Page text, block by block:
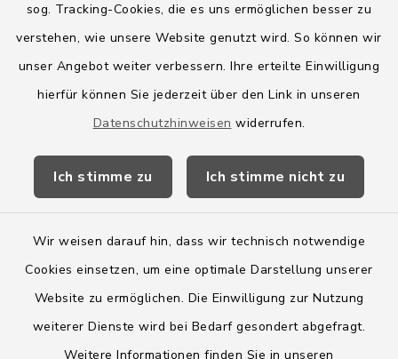
sog. Tracking-Cookies, die es uns ermöglichen besser zu
verstehen, wie unsere Website genutzt wird. So können wir
unser Angebot weiter verbessern. Ihre erteilte Einwilligung
hierfür können Sie jederzeit über den Link in unseren
Datenschutzhinweisen widerrufen.
Ich stimme zu Ich stimme nicht zu
Wir weisen darauf hin, dass wir technisch notwendige
Cookies einsetzen, um eine optimale Darstellung unserer
Website zu ermöglichen. Die Einwilligung zur Nutzung
weiterer Dienste wird bei Bedarf gesondert abgefragt.
Weitere Informationen finden Sie in unseren
Quicklinks
Amt Boostedt-Rickling
Amtsbroschüre
Wege-Zweckverband